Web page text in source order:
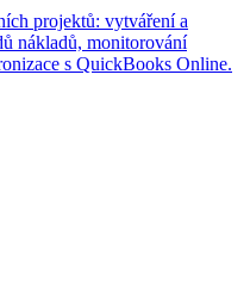
projektů: vytváření a
nákladů, monitorování
s QuickBooks Online.